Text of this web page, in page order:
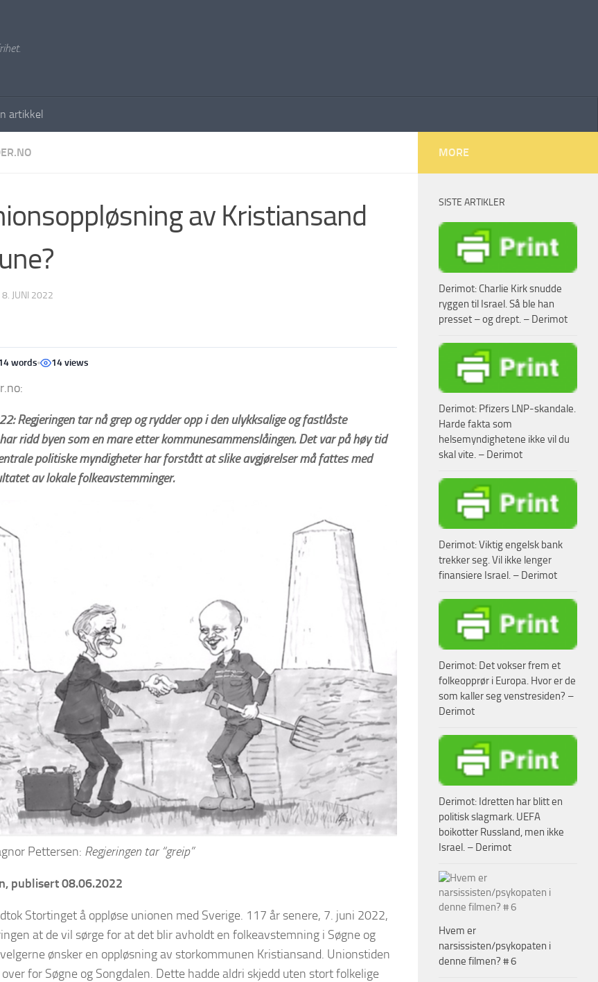
artikkel
av Kristiansand
8. JUNI 2022
words 14 views
Regjeringen tar nå grep og rydder opp i den ulykksalige og fastlåste
ridd byen som en mare etter kommunesammenslåingen. Det var på høy tid
politiske myndigheter har forstått at slike avgjørelser må fattes med
av lokale folkeavstemminger.
Pettersen: Regjeringen tar “greip”
publisert 08.06.2022
Stortinget å oppløse unionen med Sverige. 117 år senere, 7. juni 2022,
at de vil sørge for at det blir avholdt en folkeavstemning i Søgne og
ønsker en oppløsning av storkommunen Kristiansand. Unionstiden
for Søgne og Songdalen. Dette hadde aldri skjedd uten stort folkelige
MORE
SISTE ARTIKLER
Derimot: Charlie Kirk snudde
ryggen til Israel. Så ble han
presset – og drept. – Derimot
Derimot: Pfizers LNP-skandale.
Harde fakta som
helsemyndighetene ikke vil du
skal vite. – Derimot
Derimot: Viktig engelsk bank
trekker seg. Vil ikke lenger
finansiere Israel. – Derimot
Derimot: Det vokser frem et
folkeopprør i Europa. Hvor er de
som kaller seg venstresiden? –
Derimot
Derimot: Idretten har blitt en
politisk slagmark. UEFA
boikotter Russland, men ikke
Israel. – Derimot
Hvem er
narsissisten/psykopaten i
denne filmen? # 6